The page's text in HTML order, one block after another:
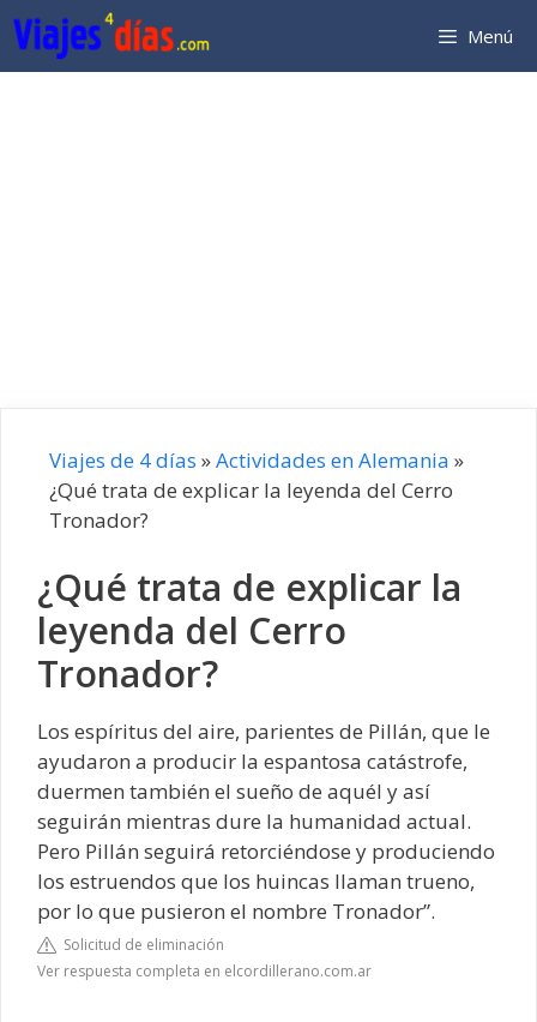
Saltar
al
contenido
Menú
Viajes de 4 días »Actividades en Alemania »
¿Qué trata de explicar la leyenda del Cerro
Tronador?
¿Qué trata de explicar la
leyenda del Cerro
Tronador?
Los espíritus del aire, parientes de Pillán, que le
ayudaron a producir la espantosa catástrofe,
duermen también el sueño de aquél y así
seguirán mientras dure la humanidad actual.
Pero Pillán seguirá retorciéndose y produciendo
los estruendos que los huincas llaman trueno,
por lo que pusieron el nombre Tronador”.
Solicitud de eliminación
Ver respuesta completa en elcordillerano.com.ar